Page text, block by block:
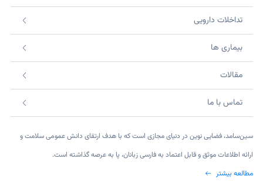
تداخلات دارویی
بیماری ها
مقالات
تماس با ما
سین‌سامد، فضایی نوین در دنیای مجازی است که با هدف ارتقای دانش عمومی سلامت و
ارائه اطلاعات موثق و قابل اعتماد به فارسی زبانان، پا به عرصه گذاشته است.
مطالعه بیشتر